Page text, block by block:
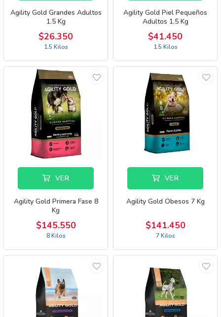
Agility Gold Grandes Adultos
1.5 Kg
$26.350
1.5 Kilos
Agility Gold Piel Pequeños
Adultos 1.5 Kg
$41.450
1.5 Kilos
VER
Agility Gold Primera Fase 8
Kg
$145.550
8 Kilos
VER
Agility Gold Obesos 7 Kg
$141.450
7 Kilos